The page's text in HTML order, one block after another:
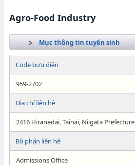
Agro-Food Industry
Mục thông tin tuyển sinh
Code bưu điện
959-2702
Địa chỉ liên hệ
2416 Hiranedai, Tainai, Niigata Prefecture
Bộ phận liên hệ
Admissions Office